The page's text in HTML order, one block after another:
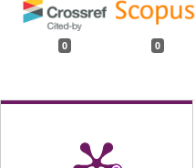
0 0